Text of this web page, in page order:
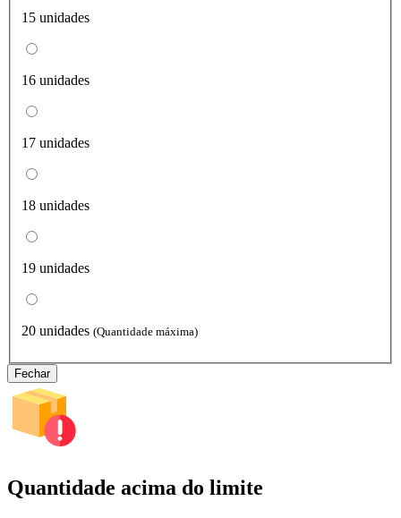
15 unidades
16 unidades
17 unidades
18 unidades
19 unidades
20 unidades (Quantidade máxima)
Fechar
Quantidade acima do limite